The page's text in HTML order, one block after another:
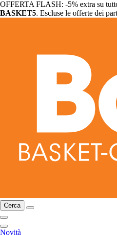
OFFERTA FLASH: -5% extra su
BASKET5. Escluse le offerte dei
Cerca
Novità